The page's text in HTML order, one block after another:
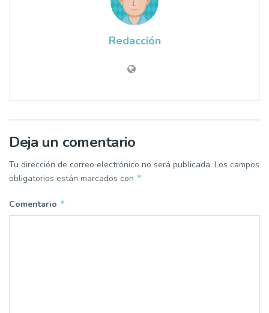
Redacción
Deja un comentario
Tu dirección de correo electrónico no será publicada. Los campos
obligatorios están marcados con *
Comentario *